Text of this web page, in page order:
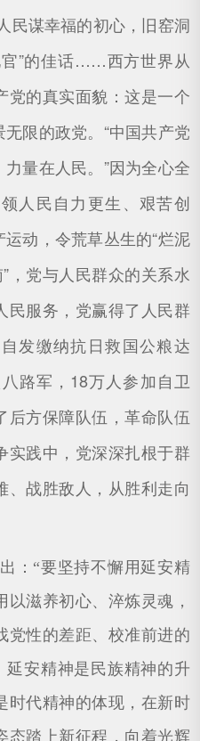
民谋幸福的初心，旧窑洞
”的佳话……西方世界从
党的真实面貌：这是一个
限的政党。“中国共产党
量在人民。”因为全心全
人民自力更生、艰苦创
动，令荒草丛生的“烂泥
，党与人民群众的关系水
民服务，党赢得了人民群
发缴纳抗日救国公粮达
路军，18万人参加自卫
后方保障队伍，革命队伍
实践中，党深深扎根于群
战胜敌人，从胜利走向
：“要坚持不懈用延安精
滋养初心、淬炼灵魂，
党性的差距、校准前进的
延安精神是民族精神的升
时代精神的体现，在新时
态踏上新征程，向着光辉